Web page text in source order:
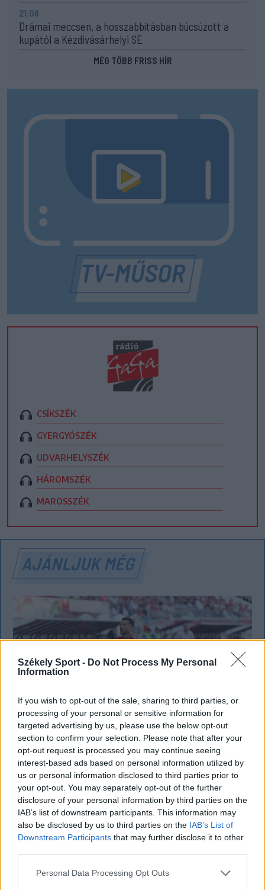
Székely Sport - Do Not Process My Personal
Information
If you wish to opt-out of the sale, sharing to third parties, or
processing of your personal or sensitive information for
targeted advertising by us, please use the below opt-out
section to confirm your selection. Please note that after your
opt-out request is processed you may continue seeing
interest-based ads based on personal information utilized by
us or personal information disclosed to third parties prior to
your opt-out. You may separately opt-out of the further
disclosure of your personal information by third parties on the
IAB’s list of downstream participants. This information may
also be disclosed by us to third parties on the IAB’s List of
Downstream Participants that may further disclose it to other
Personal Data Processing Opt Outs
21:08
Drámai meccsen, a hosszabbításban búcsúzott a
kupától a Kézdivásárhelyi SE
MÉG TÖBB FRISS HÍR
CSÍKSZÉK
GYERGYÓSZÉK
UDVARHELYSZÉK
HÁROMSZÉK
MAROSSZÉK
AJÁNLJUK MÉG
Szembementek a trenddel: a Sepsi OSK
és az FK Csíkszereda kilóg a sorból a
Szuperligában
A labdarúgó Szuperliga 2026–2027-es idényében a
reklámfelületén. A kivételek közé tartozik a Sepsi